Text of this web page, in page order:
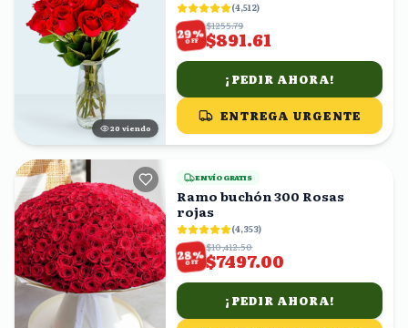
19 viendo
(4,512)
29%
OFF
$1255.79
$891.61
¡PEDIR AHORA!
ENTREGA URGENTE
ENVÍO GRATIS
Ramo buchón 300 Rosas
rojas
(4,353)
28%
OFF
$10,412.50
$7497.00
¡PEDIR AHORA!